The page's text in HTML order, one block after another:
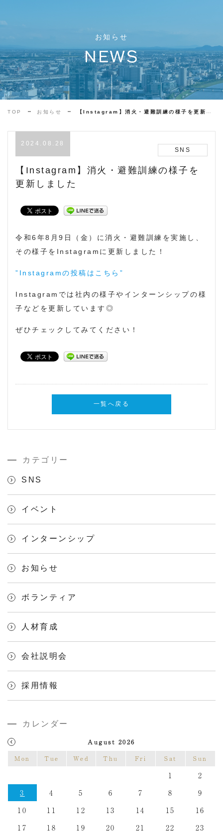
お知らせ
NEWS
TOP お知らせ 【Instagram】消火・避難訓練の様子を更新しました
2024.08.28
SNS
【Instagram】消火・避難訓練の様子を
更新しました
令和6年8月9日（金）に消火・避難訓練を実施し、
その様子をInstagramに更新しました！
”Instagramの投稿はこちら”
Instagramでは社内の様子やインターンシップの様
子などを更新しています◎
ぜひチェックしてみてください！
一覧へ戻る
カテゴリー
SNS
イベント
インターンシップ
お知らせ
ボランティア
人材育成
会社説明会
採用情報
カレンダー
August 2026
Mon
Tue Wed Thu Fri Sat Sun
1
2
3
4 5 6 7 8
9
10
11 12 13 14 15
16
17
18 19 20 21 22
23